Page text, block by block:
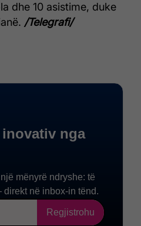
dhe 10 asistime, duke
/Telegrafi/